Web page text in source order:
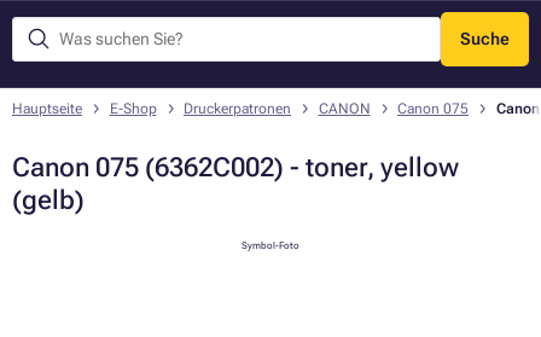
Suche
Menü
Hauptseite E-Shop Druckerpatronen CANON Canon 075
Canon 075 (6362C002) - toner, yellow
(gelb)
Symbol-Foto